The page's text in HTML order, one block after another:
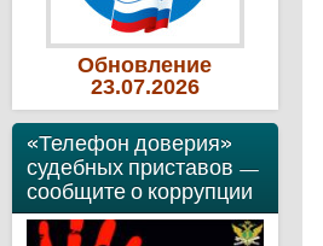
Обновление
23.07.2026
«Телефон доверия»
судебных приставов —
сообщите о коррупции